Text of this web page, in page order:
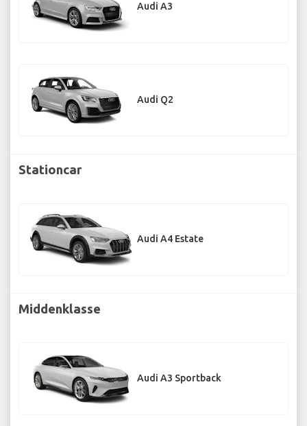
Audi A3
Audi Q2
Stationcar
Audi A4 Estate
Middenklasse
Audi A3 Sportback